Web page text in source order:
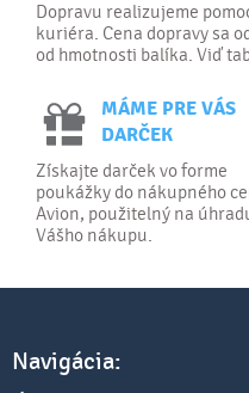
Dopravu realizujeme
kuriéra. Cena dopravy sa
od hmotnosti balíka. Viď
MÁME PRE VÁS
DARČEK
Získajte darček vo forme
poukážky do nákupného
Avion, použitelný na
Vášho nákupu.
Navigácia: